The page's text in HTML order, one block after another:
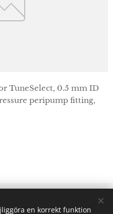
TuneSelect, 0.5 mm ID
peripump fitting,
VATnr SE559250124001,
800 02 Gävleen korrekt funktion